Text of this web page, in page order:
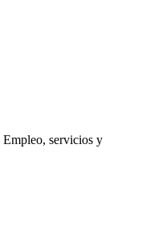
Empleo, servicios y